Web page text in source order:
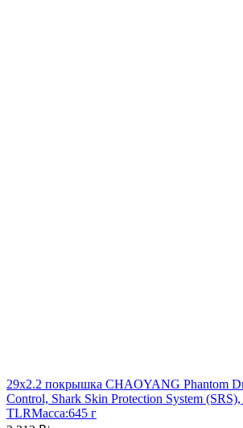
29x2.2 покрышка CHAOYANG Phantom
Control, Shark Skin Protection System
TLRМасса:645 г